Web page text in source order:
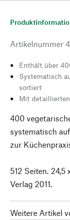
Artikelnummer
Enthält über
Systematisch
sortiert
Mit
400
systematisch
zur
512 Seiten. 24,5
Verlag 2011.
Weitere Artikel